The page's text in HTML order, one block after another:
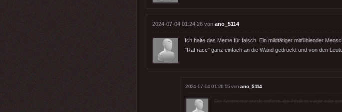
2024-07-04 01:24:26 von ano_5114
Ich halte das Meme für falsch. Ein mildtätiger mitfühlender
"Rat race" ganz einfach an die Wand gedrückt und von den
2024-07-04 01:26:55 vonano_5114
Der Kommentar wurde entfernt, der Inhalt ist vulgär oder